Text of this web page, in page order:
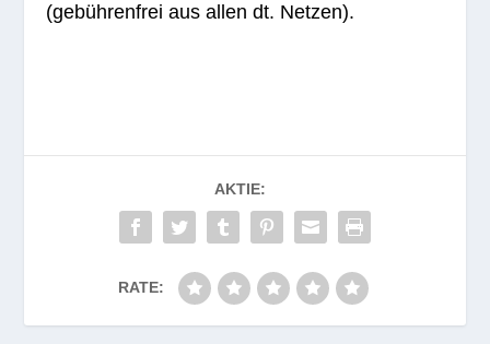
(gebüh­ren­frei aus allen dt. Netzen).
AKTIE:
RATE: